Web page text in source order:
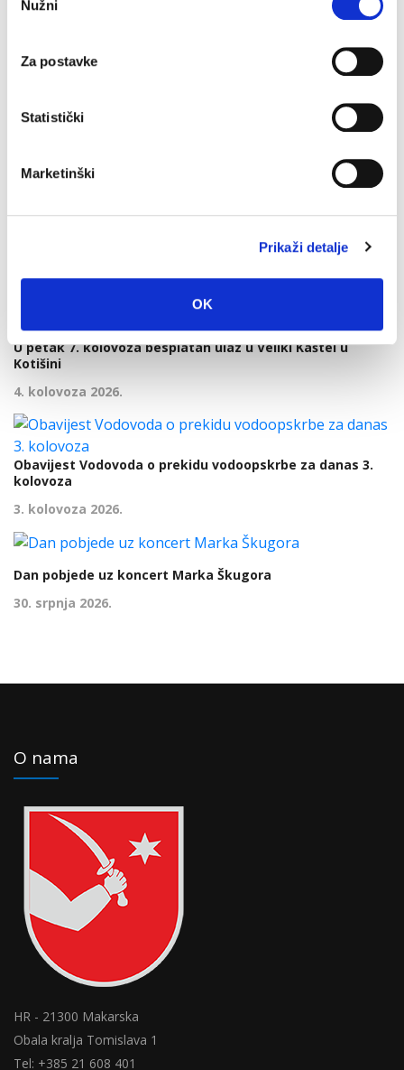
pristanka
Nužni
Za postavke
Statistički
Marketinški
Prikaži detalje
OK
igralištu
Makarska proslavila Dan pobjede uz Marka Škugora
branitelja: Program obilježavanja u Makarskoj
U petak 7. kolovoza besplatan ulaz u Veliki Kaštel u
Kotišini
4. kolovoza 2026.
Obavijest Vodovoda o prekidu vodoopskrbe za danas 3.
kolovoza
3. kolovoza 2026.
Dan pobjede uz koncert Marka Škugora
30. srpnja 2026.
O nama
HR - 21300 Makarska
Obala kralja Tomislava 1
Tel: +385 21 608 401